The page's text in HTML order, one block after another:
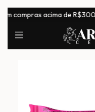
acima de R$300 na